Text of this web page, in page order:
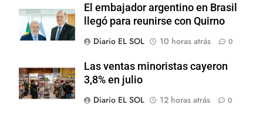
El embajador argentino en Brasil
llegó para reunirse con Quirno
Diario EL SOL
10 horas atrás 0
Las ventas minoristas cayeron
3,8% en julio
Diario EL SOL
12 horas atrás 0